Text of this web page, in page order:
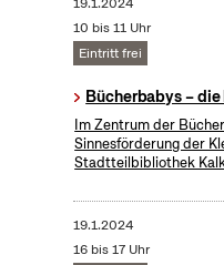
10 bis 11 Uhr
Eintritt frei
Bücherbabys –
Im Zentrum der
Sinnesförderung der
Stadtteilbibliothek
19.1.2024
16 bis 17 Uhr